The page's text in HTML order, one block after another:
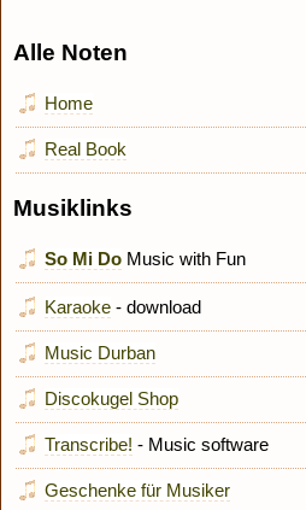
Alle Noten
Home
Real Book
Musiklinks
So Mi Do Music with Fun
Karaoke - download
Music Durban
Discokugel Shop
Transcribe! - Music software
Geschenke für Musiker